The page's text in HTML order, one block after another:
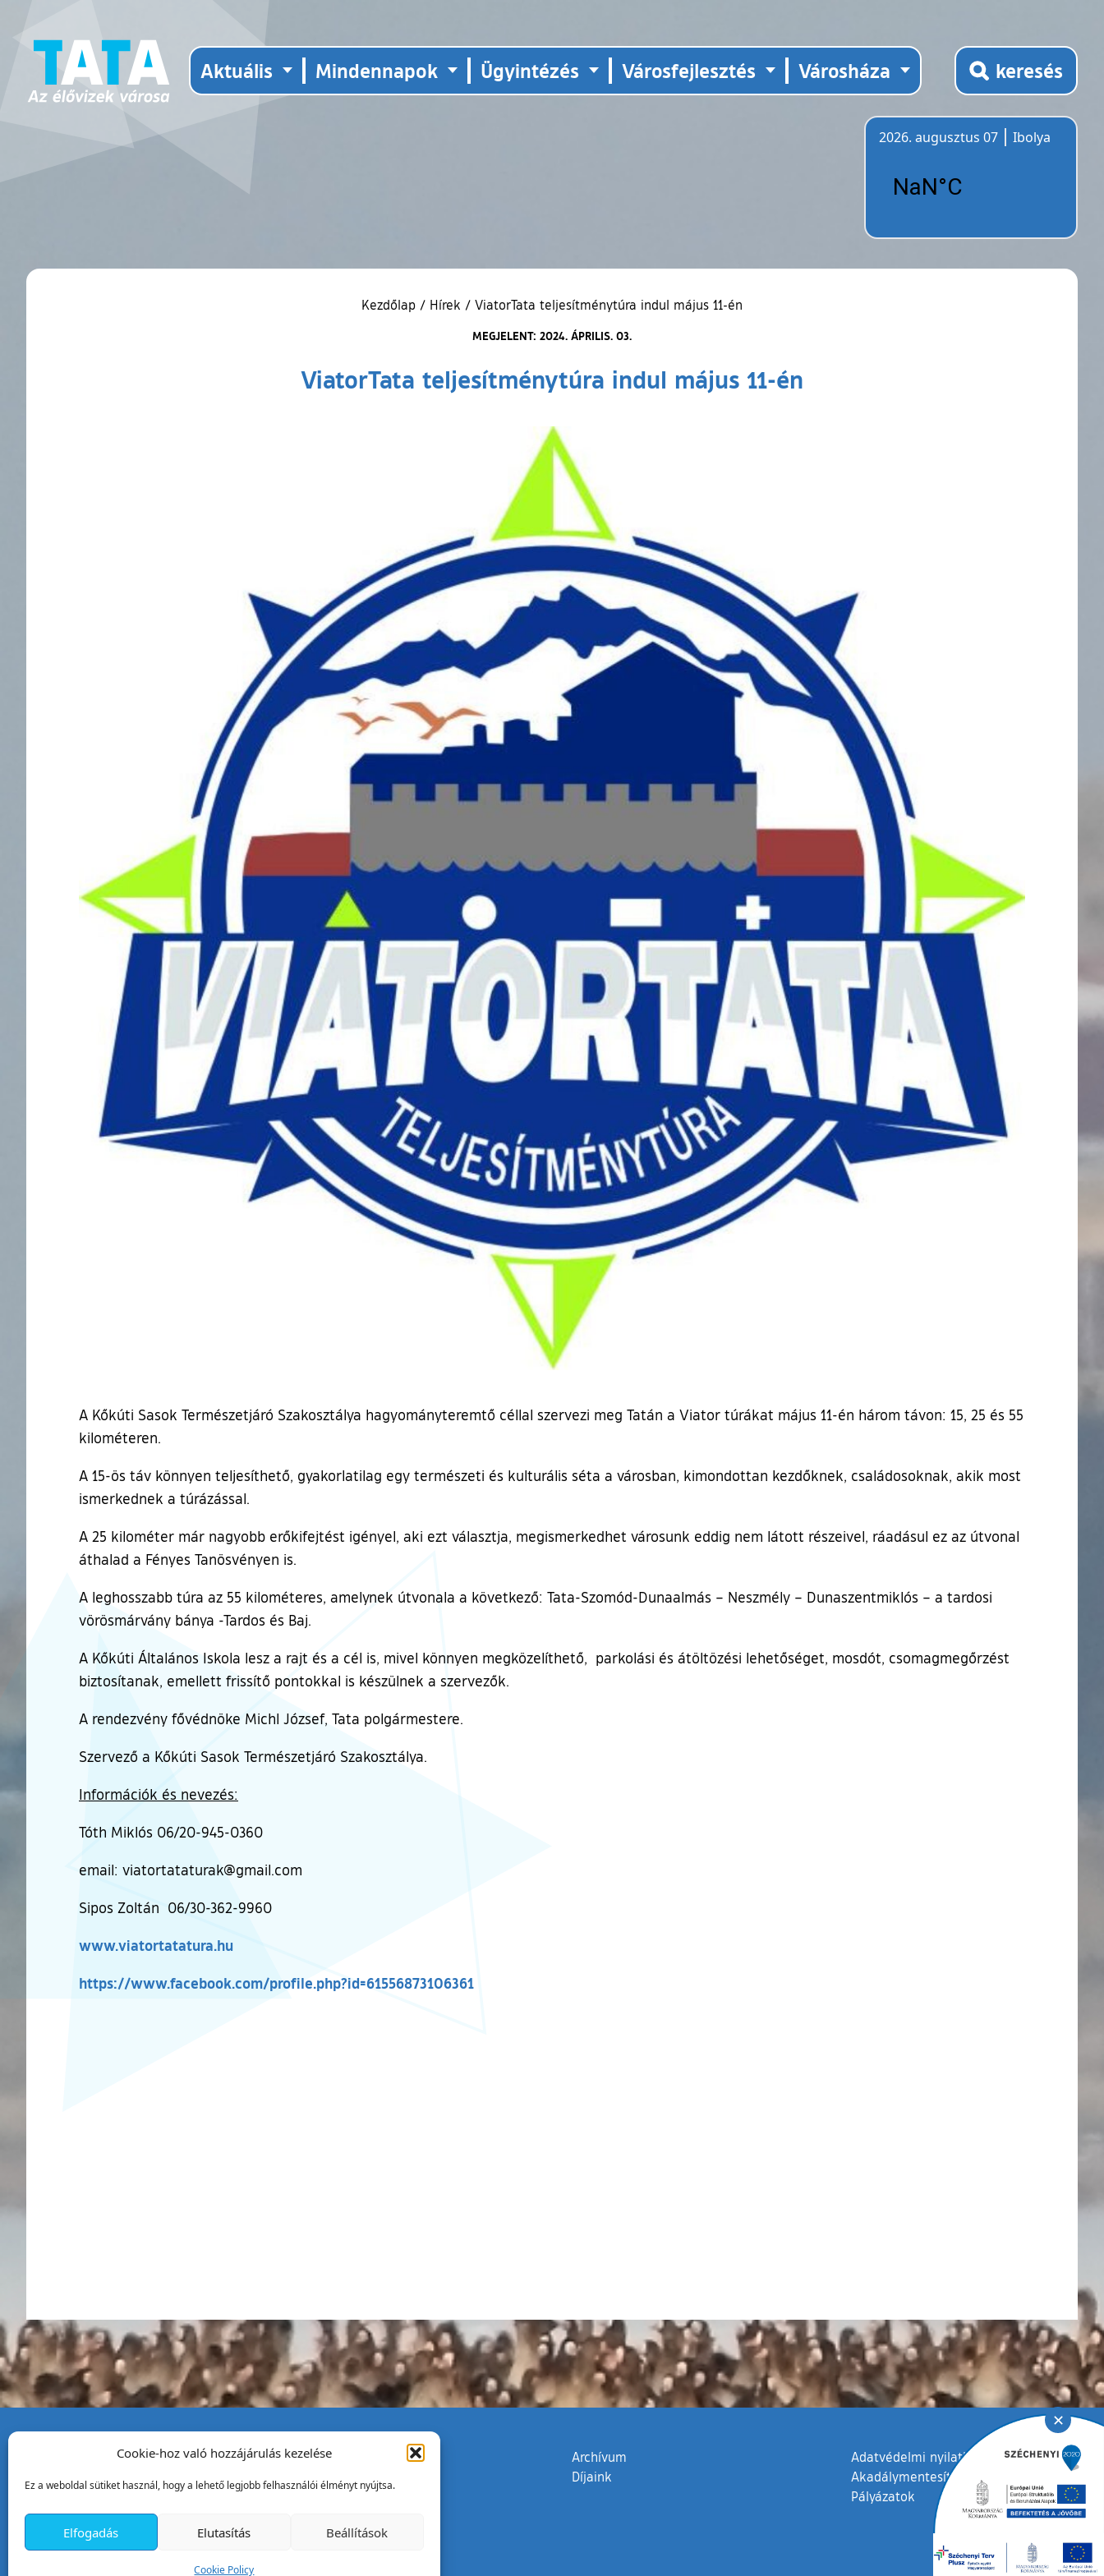
Cookie-hoz való hozzájárulás kezelése
Ez a weboldal sütiket használ, hogy a lehető legjobb felhasználói élményt nyújtsa.
Elfogadás Elutasítás Beállítások
Cookie Policy
Aktuális Mindennapok Ügyintézés Városfejlesztés Városháza keresés
2026. augusztus 07
Ibolya
Kezdőlap / Hírek / ViatorTata teljesítménytúra indul május 11-én
MEGJELENT: 2024. ÁPRILIS. 03.
ViatorTata teljesítménytúra indul május 11-én
A Kőkúti Sasok Természetjáró Szakosztálya hagyományteremtő céllal szervezi meg Tatán a Viator túrákat május 11-én három távon: 15, 25 és 55
kilométeren.
A 15-ös táv könnyen teljesíthető, gyakorlatilag egy természeti és kulturális séta a városban, kimondottan kezdőknek, családosoknak, akik most
ismerkednek a túrázással.
A 25 kilométer már nagyobb erőkifejtést igényel, aki ezt választja, megismerkedhet városunk eddig nem látott részeivel, ráadásul ez az útvonal
áthalad a Fényes Tanösvényen is.
A leghosszabb túra az 55 kilométeres, amelynek útvonala a következő: Tata-Szomód-Dunaalmás – Neszmély – Dunaszentmiklós – a tardosi
vörösmárvány bánya -Tardos és Baj.
A Kőkúti Általános Iskola lesz a rajt és a cél is, mivel könnyen megközelíthető, parkolási és átöltözési lehetőséget, mosdót, csomagmegőrzést
biztosítanak, emellett frissítő pontokkal is készülnek a szervezők.
A rendezvény fővédnöke Michl József, Tata polgármestere.
Szervező a Kőkúti Sasok Természetjáró Szakosztálya.
Információk és nevezés:
Tóth Miklós 06/20-945-0360
email: viatortataturak@gmail.com
Sipos Zoltán 06/30-362-9960
www.viatortatatura.hu(külső hivatkozás)
https://www.facebook.com/profile.php?id=61556873106361(külső hivatkozás)
Tata Város Önkormányzata
2890 Tata, Kossuth tér 1.
+36 34 / 587 078
Email:ph@tata.hu
Archívum
Díjaink
Adatvédelmi nyilatkozat
Akadálymentesítési nyilatkozat
Pályázatok
✕